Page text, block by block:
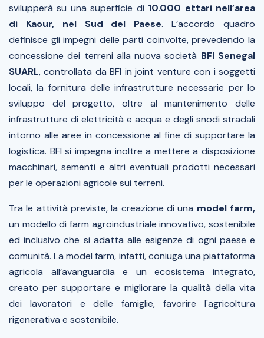
svilupperà su una superficie di 10.000 ettari nell’area
di Kaour, nel Sud del Paese. L’accordo quadro
definisce gli impegni delle parti coinvolte, prevedendo la
concessione dei terreni alla nuova società BFI Senegal
SUARL, controllata da BFI in joint venture con i soggetti
locali, la fornitura delle infrastrutture necessarie per lo
sviluppo del progetto, oltre al mantenimento delle
infrastrutture di elettricità e acqua e degli snodi stradali
intorno alle aree in concessione al fine di supportare la
logistica. BFI si impegna inoltre a mettere a disposizione
macchinari, sementi e altri eventuali prodotti necessari
per le operazioni agricole sui terreni.
Tra le attività previste, la creazione di una model farm,
un modello di farm agroindustriale innovativo, sostenibile
ed inclusivo che si adatta alle esigenze di ogni paese e
comunità. La model farm, infatti, coniuga una piattaforma
agricola all’avanguardia e un ecosistema integrato,
creato per supportare e migliorare la qualità della vita
dei lavoratori e delle famiglie, favorire l'agricoltura
rigenerativa e sostenibile.